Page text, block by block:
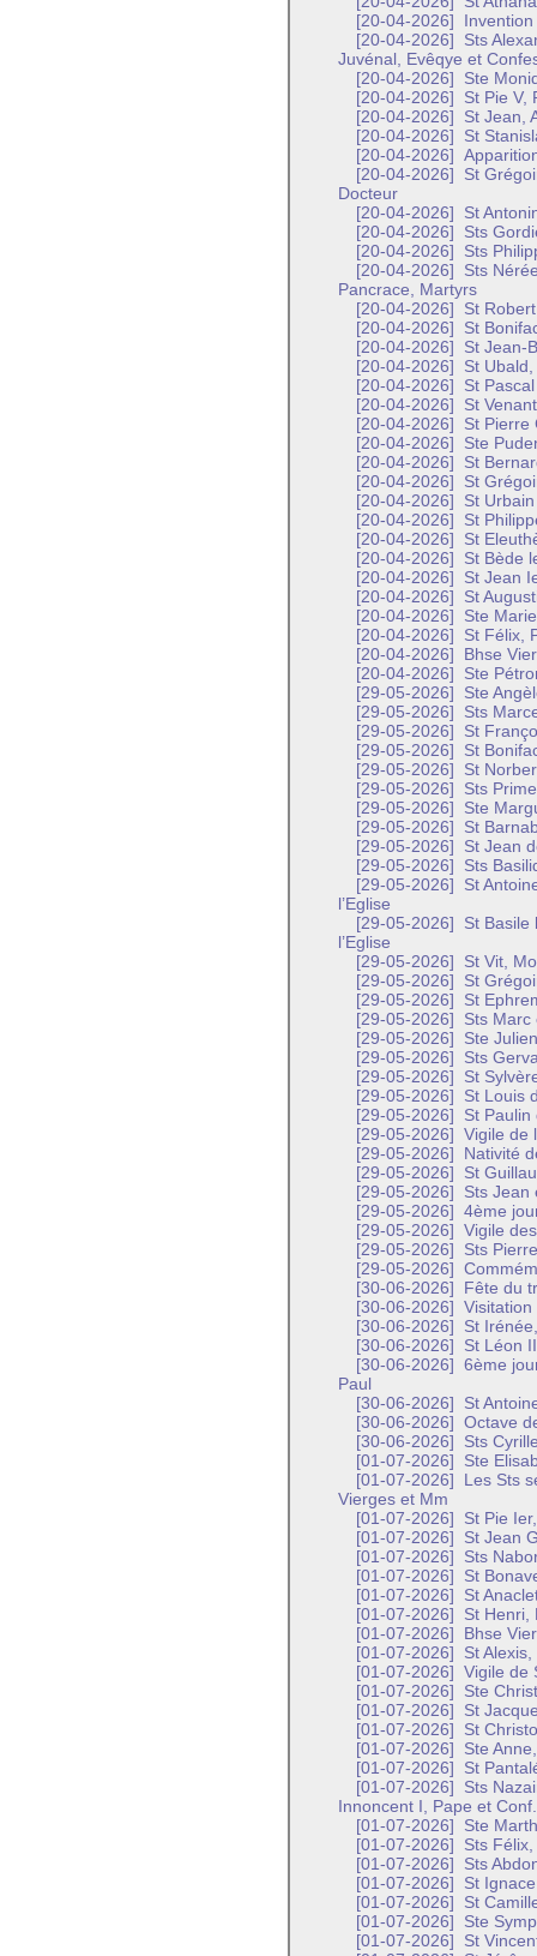
[20-04-2026]
[20-04-2026]
Sts
Juvénal, Evêqye et
[20-04-2026]
Ste
[20-04-2026]
St Pie V,
[20-04-2026]
St Jean,
[20-04-2026]
St
[20-04-2026]
[20-04-2026]
St
Docteur
[20-04-2026]
St
[20-04-2026]
Sts
[20-04-2026]
Sts
[20-04-2026]
Sts
Pancrace, Martyrs
[20-04-2026]
St
[20-04-2026]
St
[20-04-2026]
St Jean-
[20-04-2026]
St
[20-04-2026]
St
[20-04-2026]
St
[20-04-2026]
St Pierre
[20-04-2026]
Ste
[20-04-2026]
St
[20-04-2026]
St
[20-04-2026]
St
[20-04-2026]
St
[20-04-2026]
St
[20-04-2026]
St Bède
[20-04-2026]
St Jean
[20-04-2026]
St
[20-04-2026]
Ste
[20-04-2026]
St Félix,
[20-04-2026]
Bhse
[20-04-2026]
Ste
[29-05-2026]
Ste
[29-05-2026]
Sts
[29-05-2026]
St
[29-05-2026]
St
[29-05-2026]
St
[29-05-2026]
Sts
[29-05-2026]
Ste
[29-05-2026]
St
[29-05-2026]
St Jean
[29-05-2026]
Sts
[29-05-2026]
St
l’Eglise
[29-05-2026]
St Basile
l’Eglise
[29-05-2026]
St Vit,
[29-05-2026]
St
[29-05-2026]
St
[29-05-2026]
Sts Marc
[29-05-2026]
Ste
[29-05-2026]
Sts
[29-05-2026]
St
[29-05-2026]
St Louis
[29-05-2026]
St
[29-05-2026]
Vigile de
[29-05-2026]
Nativité
[29-05-2026]
St
[29-05-2026]
Sts Jean
[29-05-2026]
4ème
[29-05-2026]
Vigile
[29-05-2026]
Sts
[29-05-2026]
[30-06-2026]
Fête du
[30-06-2026]
[30-06-2026]
St
[30-06-2026]
St Léon
[30-06-2026]
6ème
Paul
[30-06-2026]
St
[30-06-2026]
Octave
[30-06-2026]
Sts
[01-07-2026]
Ste
[01-07-2026]
Les Sts
Vierges et Mm
[01-07-2026]
St Pie
[01-07-2026]
St Jean
[01-07-2026]
Sts
[01-07-2026]
St
[01-07-2026]
St
[01-07-2026]
St Henri,
[01-07-2026]
Bhse
[01-07-2026]
St
[01-07-2026]
Vigile de
[01-07-2026]
Ste
[01-07-2026]
St
[01-07-2026]
St
[01-07-2026]
Ste
[01-07-2026]
St
[01-07-2026]
Sts
Innoncent I, Pape et Conf.
[01-07-2026]
Ste
[01-07-2026]
Sts
[01-07-2026]
Sts
[01-07-2026]
St
[01-07-2026]
St
[01-07-2026]
Ste
[01-07-2026]
St